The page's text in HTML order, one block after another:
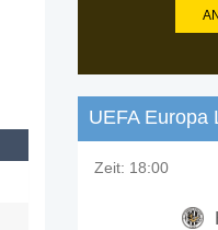
UEFA Europa
Zeit: 18:00